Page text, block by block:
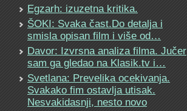
Egzarh: izuzetna kritika.
ŠOKI: Svaka čast.Do detalja i
smisla opisan film i više od…
Davor: Izvrsna analiza filma. Jučer
sam ga gledao na Klasik.tv i…
Svetlana: Prevelika ocekivanja.
Svakako fim ostavlja utisak.
Nesvakidasnji, nesto novo